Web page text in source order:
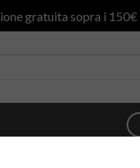
gratuita sopra i 150€